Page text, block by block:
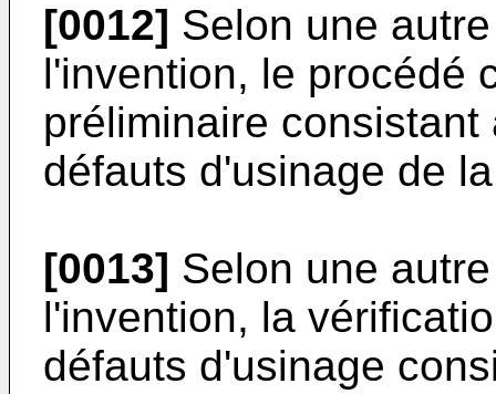
[0012] Selon une
l'invention, le procédé
préliminaire
défauts d'usinage de
[0013] Selon une
l'invention, la
défauts d'usinage